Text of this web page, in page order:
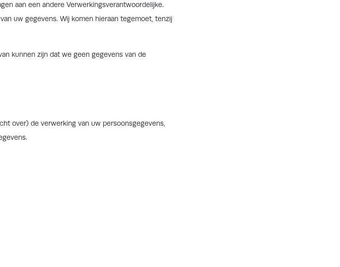
aan een andere Verwerkingsverantwoordelijke.
uw gegevens. Wij komen hieraan tegemoet, tenzij
kunnen zijn dat we geen gegevens van de
over) de verwerking van uw persoonsgegevens,